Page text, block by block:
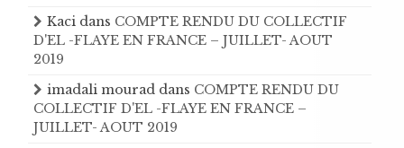
Kaci dans COMPTE RENDU DU COLLECTIF
D'EL -FLAYE EN FRANCE – JUILLET- AOUT
2019
imadali mourad dans COMPTE RENDU DU
COLLECTIF D'EL -FLAYE EN FRANCE –
JUILLET- AOUT 2019